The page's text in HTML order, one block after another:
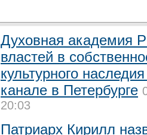
Духовная академия
властей в
культурного
канале в Петербурге
20:03
Патриарх Кирилл